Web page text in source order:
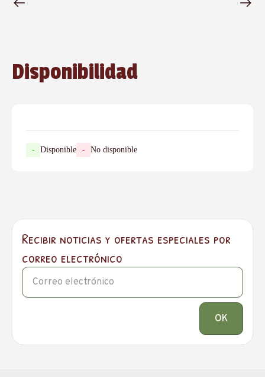
Disponibilidad
- Disponible - No disponible
Recibir noticias y ofertas especiales por
correo electrónico
OK